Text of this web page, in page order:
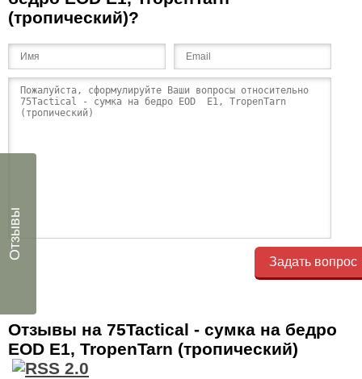
(тропический)?
Задать вопрос
Отзывы на 75Tactical - cумка на бедро
EOD E1, TropenTarn (тропический)
Отзывы